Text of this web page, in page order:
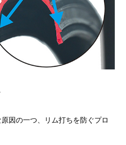
因の一つ、リム打ちを防ぐプロ